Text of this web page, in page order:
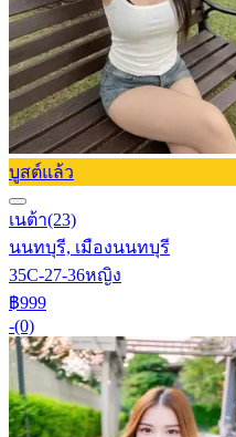
บูสต์แล้ว
เนต้า(23)
นนทบุรี, เมืองนนทบุรี
35C-27-36หญิง
฿999
-(0)